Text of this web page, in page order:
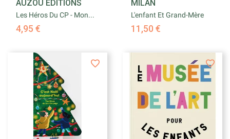
AUZOU EDITIONS
Les Héros Du CP - Mon...
4,95 €
MILAN
L'enfant Et Grand-Mère
11,50 €